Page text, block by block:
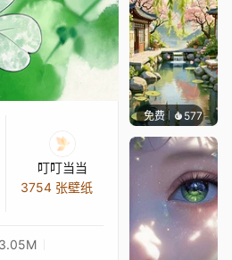
叮叮当当
3754 张壁纸
免费 577渔小小